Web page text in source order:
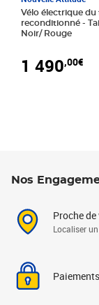
Vélo électrique du
reconditionné - Taille normale -
Noir/ Rouge
1 490,00€
Nos
Proche
Localiser